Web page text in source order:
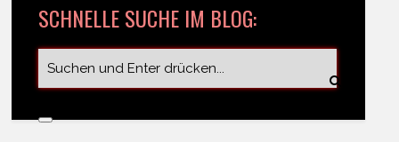
SCHNELLE SUCHE IM BLOG: